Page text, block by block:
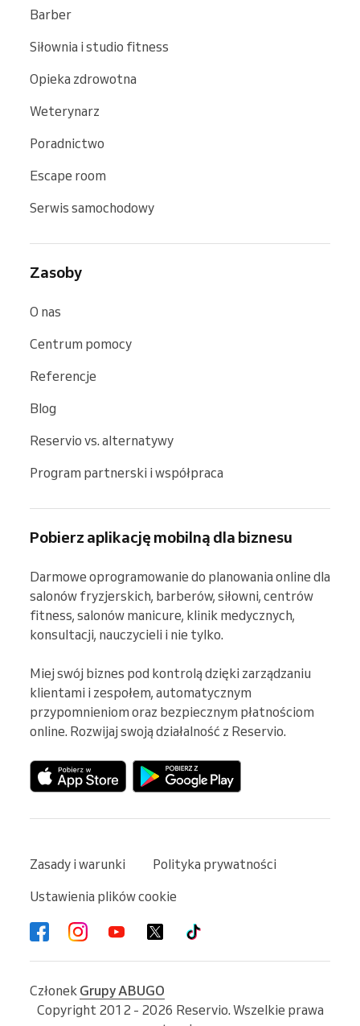
Barber
Siłownia i studio fitness
Opieka zdrowotna
Weterynarz
Poradnictwo
Escape room
Serwis samochodowy
Zasoby
O nas
Centrum pomocy
Referencje
Blog
Reservio vs. alternatywy
Program partnerski i współpraca
Pobierz aplikację mobilną dla biznesu
Darmowe oprogramowanie do planowania online dla
salonów fryzjerskich, barberów, siłowni, centrów
fitness, salonów manicure, klinik medycznych,
konsultacji, nauczycieli i nie tylko.
Miej swój biznes pod kontrolą dzięki zarządzaniu
klientami i zespołem, automatycznym
przypomnieniom oraz bezpiecznym płatnościom
online. Rozwijaj swoją działalność z Reservio.
Zasady i warunki
Polityka prywatności
Ustawienia plików cookie
Członek Grupy ABUGO
Copyright 2012 - 2026 Reservio. Wszelkie prawa